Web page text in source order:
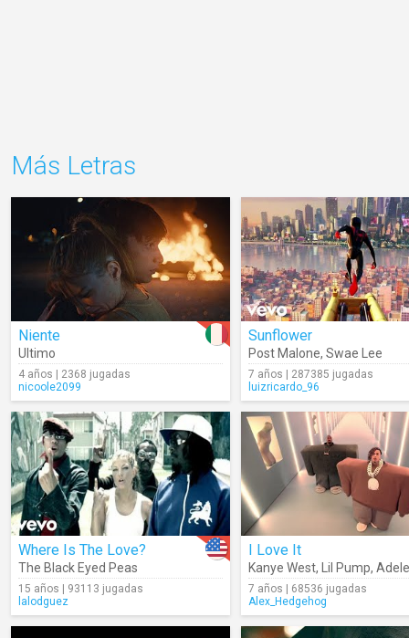
Más Letras
Niente
Ultimo
4 años | 2368 jugadas
nicoole2099
Sunflower
Post Malone, Swae Lee
7 años | 287385 jugadas
luizricardo_96
Where Is The Love?
The Black Eyed Peas
15 años | 93113 jugadas
lalodguez
I Love It
Kanye West, Lil Pump,
7 años | 68536 jugadas
Alex_Hedgehog